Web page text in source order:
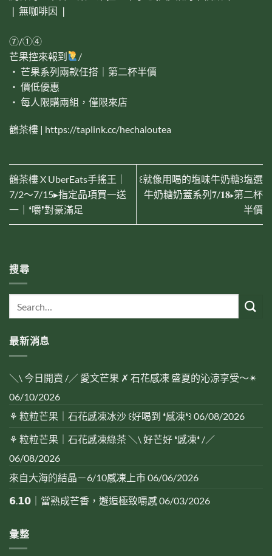
❘ 無咖啡因 ❘
⑦/①④
芒果控來報到
/
‧ 芒果系列兩款任搭｜第二杯半價
‧ 價低優惠
‧ 每人限購兩組，僅限來店
鶴茶樓 | https://taplink.cc/hechaloutea
鶴茶樓 X UberEats手搖王｜
7/2～7/15▸指定品項買一送
一｜❛嚼❜對豪滿足
꒰就像用喝的塩味牛奶糖꒱塩選
牛奶糖奶蓋系列𝟕/𝟏𝟖▸第二杯
半價
搜尋
最新消息
＼\ 今日開賣 /／ 愛文芒果 ✗ 石花感凍 盛夏的沁涼享受～✴︎
06/10/2026
⚘ 粒粒芒果｜石花感凍冰沙 ꒰好喝到 ❛感凍❛꒱ 06/08/2026
⚘ 粒粒芒果｜石花感凍綠茶 ＼\ 好芒好 ❛感凍❛ /／
06/08/2026
來自大海的結晶－6/10感凍上市06/06/2026
𝟲.𝟭𝟬｜當熟成芒香，邂逅極致嚼感06/03/2026
彙整